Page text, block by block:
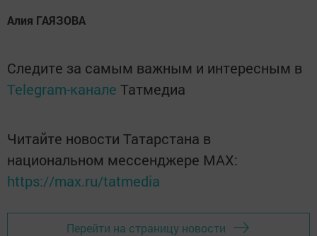
Алия ГАЯЗОВА
Следите за самым важным и интересным в
Telegram-канале Татмедиа
Читайте новости Татарстана в
национальном мессенджере MАХ:
https://max.ru/tatmedia
Перейти на страницу новости